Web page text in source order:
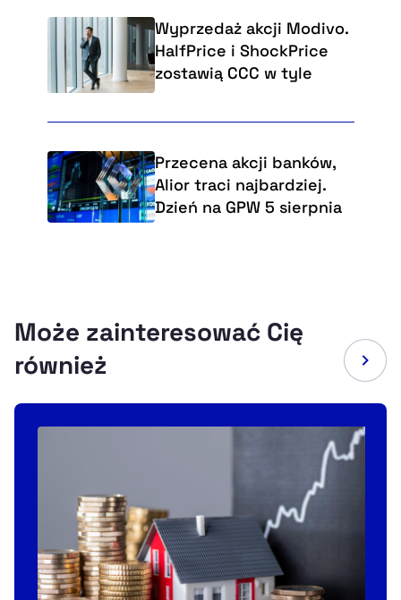
Wyprzedaż akcji Modivo.
HalfPrice i ShockPrice
zostawią CCC w tyle
Przecena akcji banków,
Alior traci najbardziej.
Dzień na GPW 5 sierpnia
Może zainteresować Cię
również